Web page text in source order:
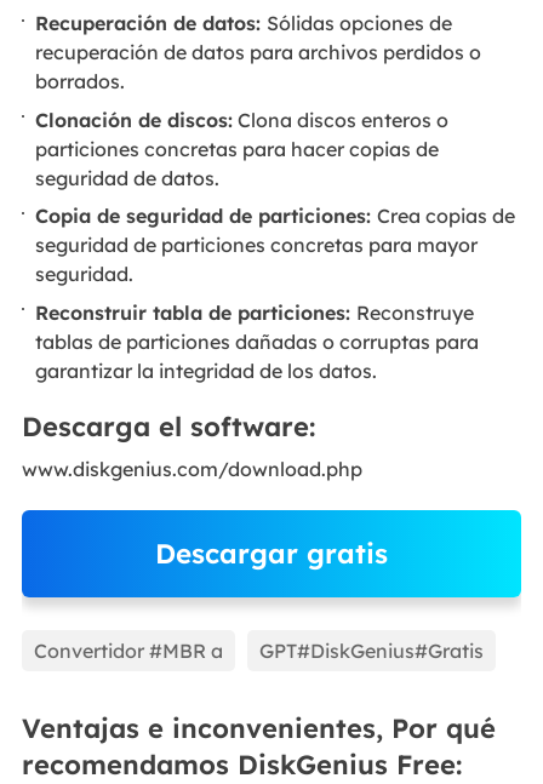
Recuperación de datos: Sólidas opciones de
recuperación de datos para archivos perdidos o
borrados.
Clonación de discos: Clona discos enteros o
particiones concretas para hacer copias de
seguridad de datos.
Copia de seguridad de particiones:Crea copias de
seguridad de particiones concretas para mayor
seguridad.
Reconstruir tabla de particiones: Reconstruye
tablas de particiones dañadas o corruptas para
garantizar la integridad de los datos.
Descarga el software:
www.diskgenius.com/download.php
Descargar gratis
EaseUS Partition Master
Convertidor #MBR a GPT#DiskGenius#Gratis
Ventajas e inconvenientes, Por qué
recomendamos DiskGenius Free: